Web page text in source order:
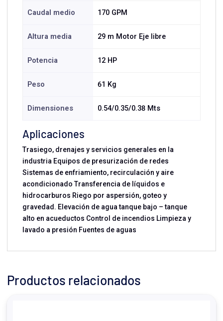
Caudal medio 170 GPM
Altura media 29 m Motor Eje libre
Potencia 12 HP
Peso 61 Kg
Dimensiones 0.54/0.35/0.38 Mts
Aplicaciones
Trasiego, drenajes y servicios generales en la
industria Equipos de presurización de redes
Sistemas de enfriamiento, recirculación y aire
acondicionado Transferencia de líquidos e
hidrocarburos Riego por aspersión, goteo y
gravedad. Elevación de agua tanque bajo – tanque
alto en acueductos Control de incendios Limpieza y
lavado a presión Fuentes de aguas
Productos relacionados